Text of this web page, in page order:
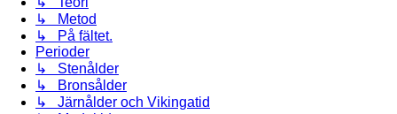
↳ Metod
↳ På fältet.
Perioder
↳ Stenålder
↳ Bronsålder
↳ Järnålder och Vikingatid